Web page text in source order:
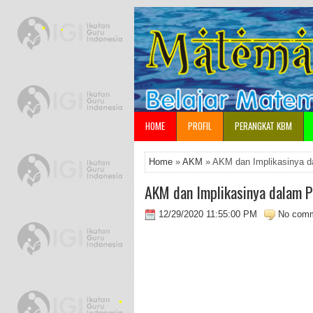
HOME PROFIL PERANGKAT KBM
Home » AKM » AKM dan Implikasinya
AKM dan Implikasinya dalam
12/29/2020 11:55:00 PM No
•
•